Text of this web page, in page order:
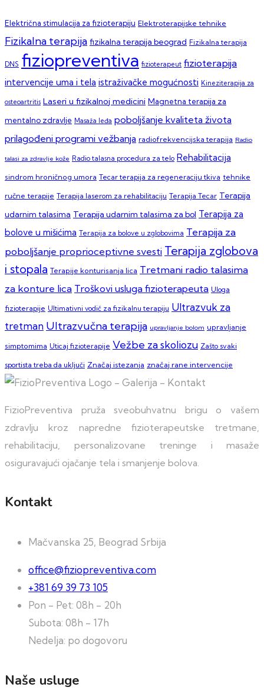
Električna stimulacija za fizioterapiju Elektroterapijske tehnike
Fizikalna terapija fizikalna terapija beograd Fizikalna terapija
DNS fiziopreventiva fizioterapeut fizioterapija
intervencije uma i tela istraživačke mogućnosti Kineziterapija za
osteoartritis Laseri u fizikalnoj medicini Magnetna terapija za
mentalno zdravlje Masaža leđa poboljšanje kvaliteta života
prilagođeni programi vežbanja radiofrekvencijska terapija Radio
talasi za zdravlje kože Radio talasna procedura za telo Rehabilitacija
sindrom hroničnog umora Tecar terapija za regeneraciju tkiva tehnike
ručne terapije Terapija laserom za rehabilitaciju Terapija Tecar Terapija
udarnim talasima Terapija udarnim talasima za bol Terapija za
bolove u mišićima Terapija za bolove u zglobovima Terapija za
poboljšanje proprioceptivne svesti Terapija zglobova
i stopala Terapije konturisanja lica Tretmani radio talasima
za konture lica Troškovi usluga fizioterapeuta Uloga
fizioterapije Ultimativni vodič za fizikalnu terapiju Ultrazvuk za
tretman Ultrazvučna terapija upravljanje bolom upravljanje
simptomima Uticaj fizioterapije Vežbe za skoliozu Zašto svaki
sportista treba da uključi Značaj istezanja značaj rane intervencije
FizioPreventiva pruža sveobuhvatnu brigu o vašem
zdravlju kroz napredne fizioterapeutske tretmane,
rehabilitaciju, personalizovane treninge i masaže
osiguravajući ojačanje tela i smanjenje bolova.
Kontakt
Mačvanska 25, Beograd Srbija
office@fiziopreventiva.com
+381 69 39 73 105
Pon - Pet: 08h - 20h
Subota: 08h - 17h
Nedelja: po dogovoru
Naše usluge